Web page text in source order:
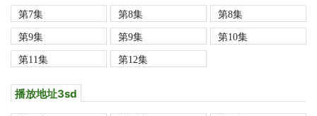
第7集
第8集
第8集
第9集
第9集
第10集
第11集
第12集
播放地址3sd